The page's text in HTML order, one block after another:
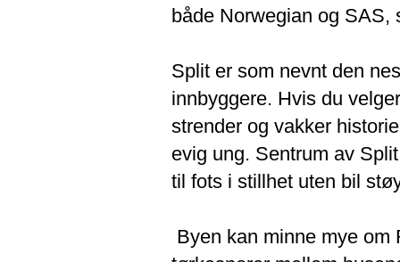
både Norwegian og SAS,
Split er som nevnt den
innbyggere. Hvis du
strender og vakker
evig ung. Sentrum av
til fots i stillhet uten bil
Byen kan minne mye om